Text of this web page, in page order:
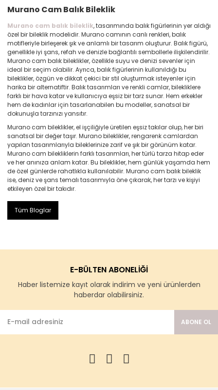
Murano Cam Balık Bileklik
Murano cam balık bileklik, tasarımında balık figürlerinin yer aldığı
özel bir bileklik modelidir. Murano camının canlı renkleri, balık
motifleriyle birleşerek şık ve anlamlı bir tasarım oluşturur. Balık figürü,
genellikle iyi şans, refah ve denizle bağlantılı sembollerle ilişkilendirilir.
Murano cam balık bileklikler, özellikle suyu ve denizi sevenler için
ideal bir seçim olabilir. Ayrıca, balık figürlerinin kullanıldığı bu
bileklikler, özgün ve dikkat çekici bir stil oluşturmak isteyenler için
harika bir alternatiftir. Balık tasarımları ve renkli camlar, bilekliklere
farklı bir hava katar ve kullanıcıya eşsiz bir tarz sunar. Hem erkekler
hem de kadınlar için tasarlanabilen bu modeller, sanatsal bir
dokunuşla tarzınızı yansıtır.
Murano cam bileklikler, el işçiliğiyle üretilen eşsiz takılar olup, her biri
sanatsal bir değer taşır. Murano bileklikler, rengarenk camlardan
yapılan tasarımlarıyla bileklerinize zarif ve şık bir görünüm katar.
Murano cam bilekliklerin farklı tasarımları, her türlü tarza hitap eder
ve her anınıza anlam katar. Bu bileklikler, hem günlük yaşamda hem
de özel günlerde rahatlıkla kullanılabilir. Murano cam balık bileklik
ise, deniz ve şans temalı tasarımıyla öne çıkarak, her tarzı ve kişiyi
etkileyen özel bir takıdır.
Tüm Bloglar
E-BÜLTEN ABONELİĞİ
Haber listemize kayıt olarak indirim ve yeni ürünlerden
haberdar olabilirsiniz.
ABONE OL